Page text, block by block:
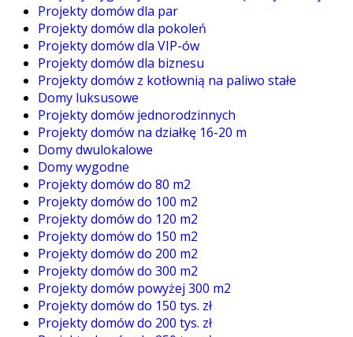
Projekty domów dla par
Projekty domów dla pokoleń
Projekty domów dla VIP-ów
Projekty domów dla biznesu
Projekty domów z kotłownią na paliwo stałe
Domy luksusowe
Projekty domów jednorodzinnych
Projekty domów na działkę 16-20 m
Domy dwulokalowe
Domy wygodne
Projekty domów do 80 m2
Projekty domów do 100 m2
Projekty domów do 120 m2
Projekty domów do 150 m2
Projekty domów do 200 m2
Projekty domów do 300 m2
Projekty domów powyżej 300 m2
Projekty domów do 150 tys. zł
Projekty domów do 200 tys. zł